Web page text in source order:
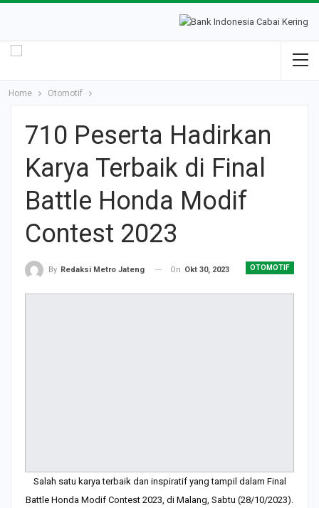
Home Otomotif
710 Peserta Hadirkan
Karya Terbaik di Final
Battle Honda Modif
Contest 2023
OTOMOTIF
By Redaksi Metro Jateng On Okt 30, 2023
Salah satu karya terbaik dan inspiratif yang tampil dalam Final
Battle Honda Modif Contest 2023, di Malang, Sabtu (28/10/2023).